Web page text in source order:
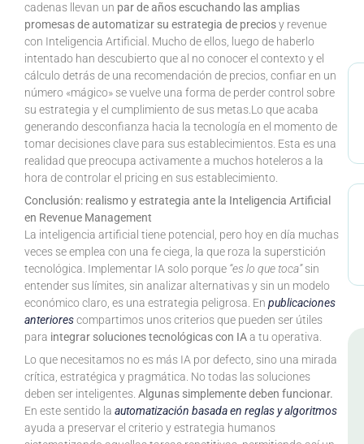
cadenas llevan un par de años escuchando las amplias
promesas de automatizar su estrategia de preciosy revenue
con Inteligencia Artificial. Mucho de ellos, luego de haberlo
intentado han descubierto que al no conocer el contexto y el
cálculo detrás de una recomendación de precios, confiar en un
número «mágico» se vuelve una forma de perder control sobre
su estrategia y el cumplimiento de sus metas.Lo que acaba
generando desconfianza hacia la tecnología en el momento de
tomar decisiones clave para sus establecimientos. Esta es una
realidad que preocupa activamente a muchos hoteleros a la
hora de controlar el pricing en sus establecimiento.
Conclusión: realismo y estrategia ante la Inteligencia Artificial
en Revenue Management
La inteligencia artificial tiene potencial, pero hoy en día muchas
veces se emplea con una fe ciega, la que roza la superstición
tecnológica. Implementar IA solo porque “es lo que toca”sin
entender sus límites, sin analizar alternativas y sin un modelo
económico claro, es una estrategia peligrosa. En publicaciones
anteriorescompartimos unos criterios que pueden ser útiles
para integrar soluciones tecnológicas con IAa tu operativa.
Lo que necesitamos no es más IA por defecto, sino una mirada
crítica, estratégica y pragmática. No todas las soluciones
deben ser inteligentes. Algunas simplemente deben funcionar.
En este sentido la automatización basada en reglas y algoritmos
ayuda a preservar el criterio y estrategia humanos